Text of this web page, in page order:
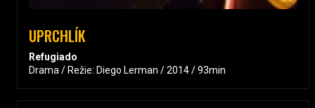
UPRCHLÍK
Refugiado
Drama / Režie: Diego Lerman / 2014 / 93min